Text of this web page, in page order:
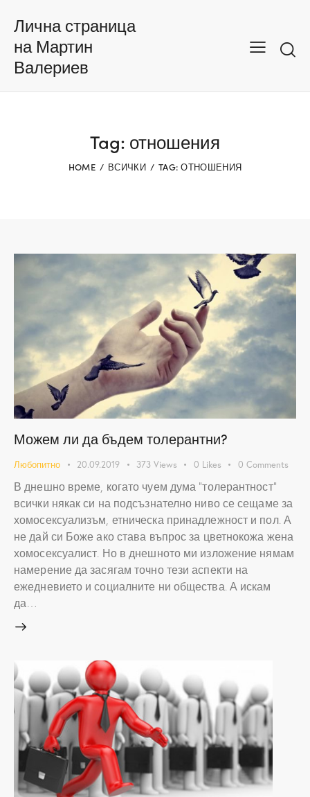
Лична страница
на Мартин
Валериев
Tag: отношения
HOME ВСИЧКИ TAG: ОТНОШЕНИЯ
Можем ли да бъдем толерантни?
Любопитно 20.09.2019 373 Views 0 Likes 0 Comments
В днешно време, когато чуем дума "толерантност"
всички някак си на подсъзнателно ниво се сещаме за
хомосексуализъм, етническа принадлежност и пол. А
не дай си Боже ако става въпрос за цветнокожа жена
хомосексуалист. Но в днешното ми изложение нямам
намерение да засягам точно тези аспекти на
ежедневието и социалните ни общества. А искам
да…